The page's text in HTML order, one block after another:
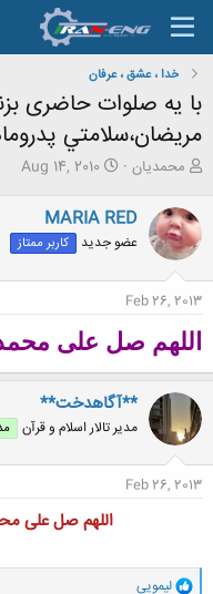
خدا ، عشق ، عرفان
با یه صلوات حاضری
مريضان،سلامتي
ش
و
ع
ک
ن
ن
د
ه
م
و
ع
محمدیان
ت
ی
خ
ر
Aug 14, 2010
MARIA RED
عضو جدید کاربر ممتاز
Feb 26, 2013
اللهم صل علی
**آگاهدخت**
مدیر تالار اسلام و قرآن
Feb 26, 2013
اللهم صل علی
و
لیمویی